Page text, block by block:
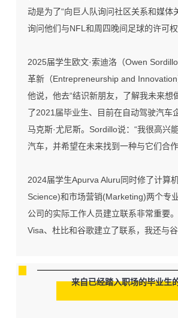
动是为了“向巨人队询问社区关系和媒体
询问他们与NFL和周四晚间足球的许可
2025届学生欧文·索迪洛（Owen
革新 （Entrepreneurship and Innovation
他说，他去“结识新朋友，了解我未来想
了2021届毕业生、目前在自动驾驶汽车
马克斯·尤尼斯。Sordillo说：“我很高兴
汽车，并希望在未来找到一种与它们合
2024届学生Apurva Aluru同时修了计算
Science)和市场营销(Marketing)两个专
公司的实际工作人员建立联系非常重要。
Visa、杜比和谷歌建立了联系，我还与
来自已经踏入职场的毕业生